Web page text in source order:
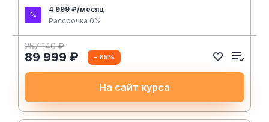
4 999 ₽/месяц
Рассрочка 0%
257 140 ₽
89 999 ₽ - 65%
На сайт курса